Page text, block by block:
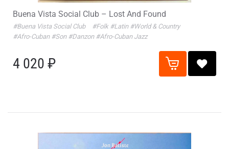
Buena Vista Social Club – Lost And Found
#Buena Vista Social Club #Folk #Latin #World & Country
#Afro-Cuban #Son #Danzon #Afro-Cuban Jazz
4 020 ₽